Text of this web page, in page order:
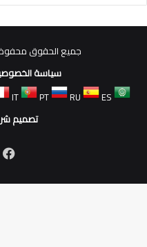
جميع الحقوق محفوظة
سياسة
IT PT RU
ES
تصميم